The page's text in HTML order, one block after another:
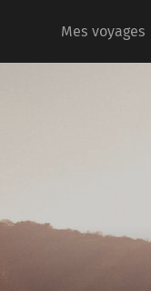
Mes voyages